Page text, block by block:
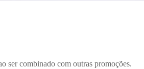
ser combinado com outras promoções.